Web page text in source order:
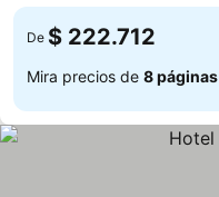
De $ 222.712
Mira precios de 8 páginas